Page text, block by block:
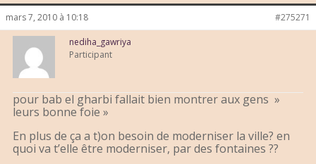
mars 7, 2010 à 10:18 #275271
nediha_gawriya
Participant
pour bab el gharbi fallait bien montrer aux gens »
leurs bonne foie »
En plus de ça a t)on besoin de moderniser la ville? en
quoi va t’elle être moderniser, par des fontaines ??